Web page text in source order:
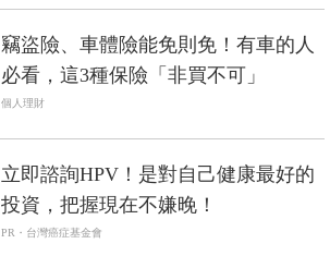
竊盜險、車體險能免則免！有車的人
必看，這3種保險「非買不可」
個人理財
立即諮詢HPV！是對自己健康最好的
投資，把握現在不嫌晚！
PR・台灣癌症基金會